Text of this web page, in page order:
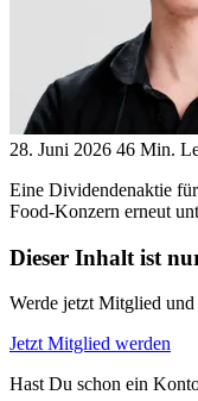
28. Juni 2026 46 Min.
Eine Dividendenaktie
Food-Konzern erneut
Dieser Inhalt ist
Werde jetzt Mitglied
Jetzt Mitglied werden
Hast Du schon ein